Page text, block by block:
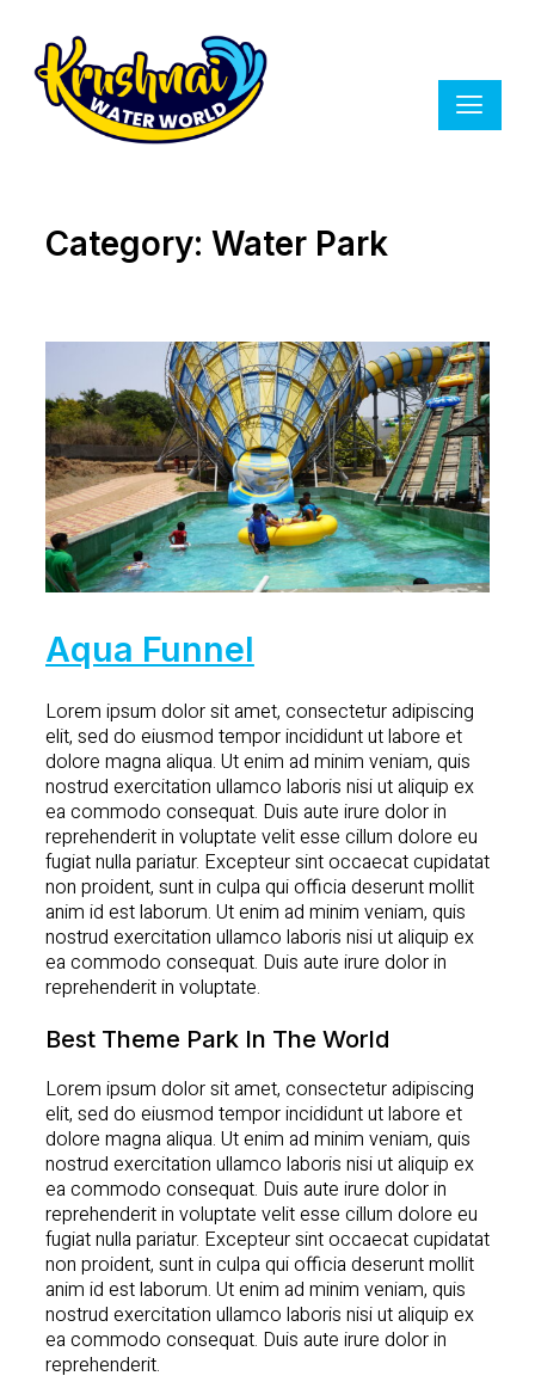
Category: Water Park
Aqua Funnel
Lorem ipsum dolor sit amet, consectetur adipiscing
elit, sed do eiusmod tempor incididunt ut labore et
dolore magna aliqua. Ut enim ad minim veniam, quis
nostrud exercitation ullamco laboris nisi ut aliquip ex
ea commodo consequat. Duis aute irure dolor in
reprehenderit in voluptate velit esse cillum dolore eu
fugiat nulla pariatur. Excepteur sint occaecat cupidatat
non proident, sunt in culpa qui officia deserunt mollit
anim id est laborum. Ut enim ad minim veniam, quis
nostrud exercitation ullamco laboris nisi ut aliquip ex
ea commodo consequat. Duis aute irure dolor in
reprehenderit in voluptate.
Best Theme Park In The World
Lorem ipsum dolor sit amet, consectetur adipiscing
elit, sed do eiusmod tempor incididunt ut labore et
dolore magna aliqua. Ut enim ad minim veniam, quis
nostrud exercitation ullamco laboris nisi ut aliquip ex
ea commodo consequat. Duis aute irure dolor in
reprehenderit in voluptate velit esse cillum dolore eu
fugiat nulla pariatur. Excepteur sint occaecat cupidatat
non proident, sunt in culpa qui officia deserunt mollit
anim id est laborum. Ut enim ad minim veniam, quis
nostrud exercitation ullamco laboris nisi ut aliquip ex
ea commodo consequat. Duis aute irure dolor in
reprehenderit.